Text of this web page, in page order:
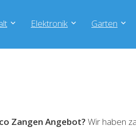
Elektronik Garten
Zangen Angebot? Wir haben